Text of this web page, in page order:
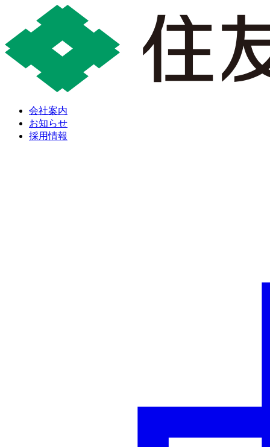
会社案内
お知らせ
採用情報